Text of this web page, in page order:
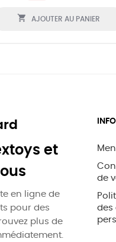
 AJOUTER AU PANIER
et
en ligne de
pour des
plus de
de
des